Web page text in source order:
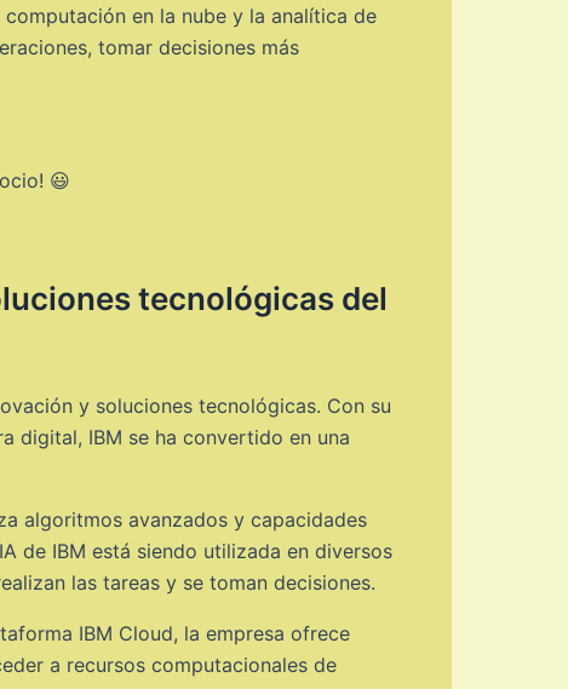
en la nube y la analítica de
tomar decisiones más
😃
tecnológicas del
y soluciones tecnológicas. Con su
digital, IBM se ha convertido en una
algoritmos avanzados y capacidades
de IBM está siendo utilizada en diversos
las tareas y se toman decisiones.
IBM Cloud, la empresa ofrece
a recursos computacionales de